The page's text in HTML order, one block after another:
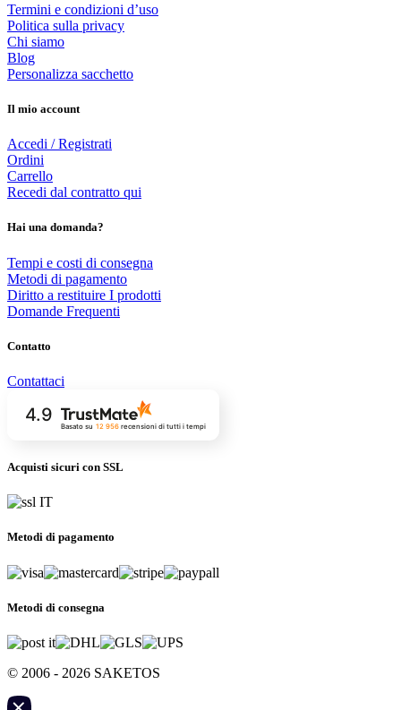
Termini e condizioni d’uso
Politica sulla privacy
Chi siamo
Blog
Personalizza sacchetto
Il mio account
Accedi / Registrati
Ordini
Carrello
Recedi dal contratto qui
Hai una domanda?
Tempi e costi di consegna
Metodi di pagamento
Diritto a restituire I prodotti
Domande Frequenti
Contatto
Contattaci
4.9
Basato su 12 956recensioni di tutti i tempi
Acquisti sicuri con SSL
Metodi di pagamento
Metodi di consegna
© 2006 - 2026 SAKETOS